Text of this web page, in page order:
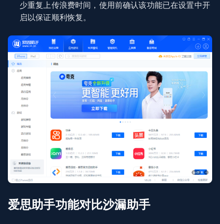
少重复上传浪费时间，使用前确认该功能已在设置中开
启以保证顺利恢复。
爱思助手功能对比沙漏助手